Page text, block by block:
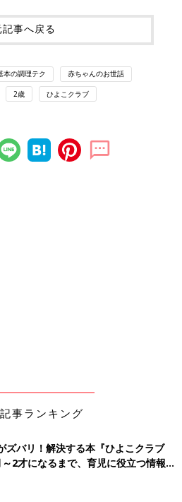
記事へ戻る
の調理テク 赤ちゃんのお世話
2歳 ひよこクラブ
事ランキング
ズバリ！解決する本『ひよこクラブ
2才になるまで、育児に役立つ情報が